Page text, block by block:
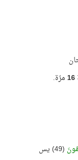
16مرّة.
(49) يس